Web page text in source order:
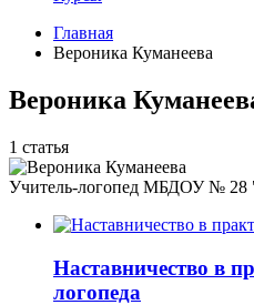
Главная
Вероника Куманеева
Вероника
1 статья
Учитель-логопед МБДОУ № 28
Наставничество в
логопеда